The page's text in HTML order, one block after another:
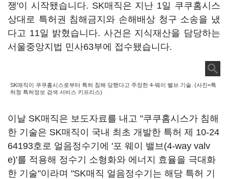
쟁'이 시작됐습니다. SK매직은 지난 1일 쿠쿠홈시스
상대로 특허권 침해금지와 손해배상 청구 소송을 냈
다고 11일 밝혔습니다. 사건은 지식재산을 담당하는
서울중앙지법 민사63부에 접수됐습니다.
SK매직이 쿠쿠홈시스로부터 특허 침해 당했다고 주장한 4-웨이 밸브 기술. (사진=특
허청 특허정보 검색 서비스 키프리스)
이날 SK매직은 보도자료를 내고 "쿠쿠홈시스가 침해
한 기술은 SK매직이 국내 최초 개발한 특허 제 10-24
64193호로 얼음정수기에 '포 웨이 밸브(4-way valv
e)'를 적용해 정수기 소형화와 에너지 효율을 극대화
한 기술"이라며 "SK매직 얼음정수기는 해당 특허 기